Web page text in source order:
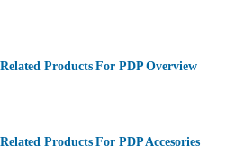
Related Products For PDP Overview
Related Products For PDP Accesories